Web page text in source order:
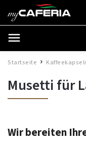
Startseite /
Musetti für
Wir bereiten